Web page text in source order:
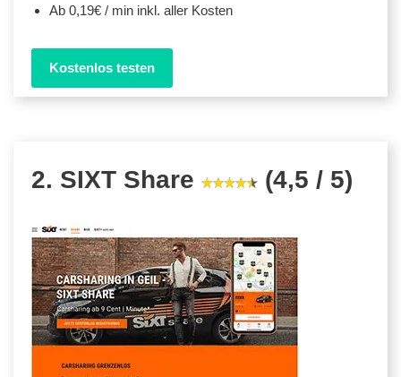
Ab 0,19€ / min inkl. aller Kosten
Kostenlos testen
2. SIXT Share (4,5 / 5)